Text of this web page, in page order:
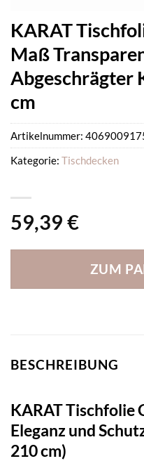
KARAT
Maß
Abgeschrägter
cm
59,39 €
ZUM
Artikelnummer:
Kategorie: Tischdecken
BESCHREIBUNG
KARAT Tischfolie
Eleganz und
210 cm)